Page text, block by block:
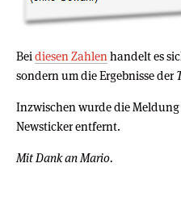
Bei diesen Zahlen handelt es
sondern um die Ergebnisse der
Inzwischen wurde die
Newsticker entfernt.
Mit Dank an Mario.